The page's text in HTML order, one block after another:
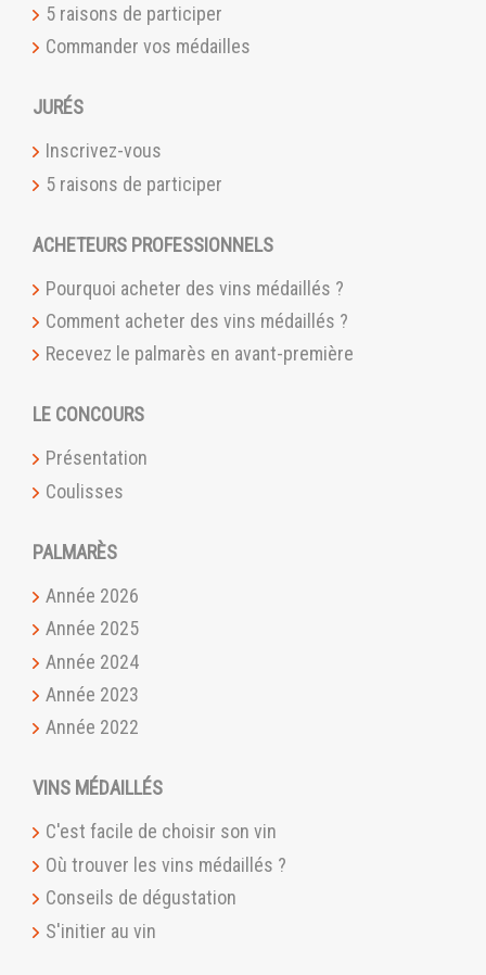
5 raisons de participer
Commander vos médailles
JURÉS
Inscrivez-vous
5 raisons de participer
ACHETEURS PROFESSIONNELS
Pourquoi acheter des vins médaillés ?
Comment acheter des vins médaillés ?
Recevez le palmarès en avant-première
LE CONCOURS
Présentation
Coulisses
PALMARÈS
Année 2026
Année 2025
Année 2024
Année 2023
Année 2022
VINS MÉDAILLÉS
C'est facile de choisir son vin
Où trouver les vins médaillés ?
Conseils de dégustation
S'initier au vin